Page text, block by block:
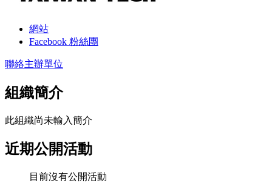
網站
Facebook 粉絲團
聯絡主辦單位
組織簡介
此組織尚未輸入簡介
近期公開活動
目前沒有公開活動